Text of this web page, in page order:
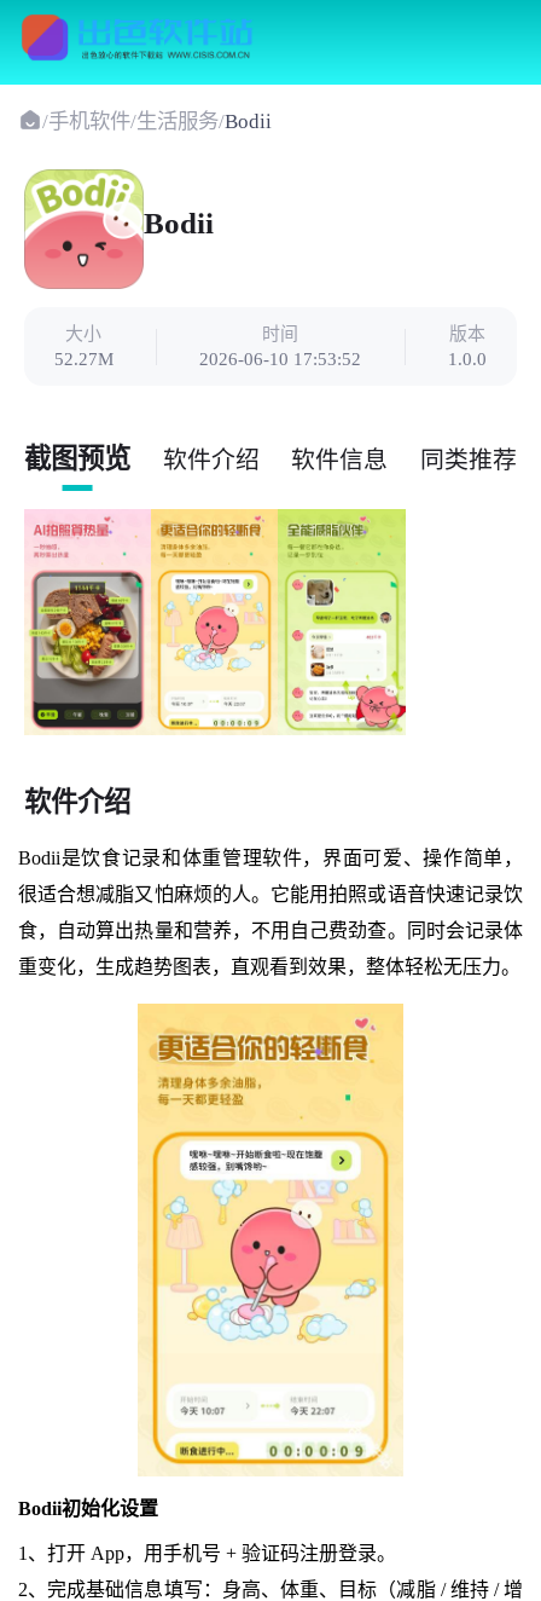
/手机软件/生活服务/Bodii
Bodii
大小
52.27M
时间
2026-06-10 17:53:52
版本
1.0.0
截图预览 软件介绍 软件信息 同类推荐
软件介绍
Bodii是饮食记录和体重管理软件，界面可爱、操作简单，
很适合想减脂又怕麻烦的人。它能用拍照或语音快速记录饮
食，自动算出热量和营养，不用自己费劲查。同时会记录体
重变化，生成趋势图表，直观看到效果，整体轻松无压力。
Bodii初始化设置
1、打开 App，用手机号 + 验证码注册登录。
2、完成基础信息填写：身高、体重、目标（减脂 / 维持 / 增